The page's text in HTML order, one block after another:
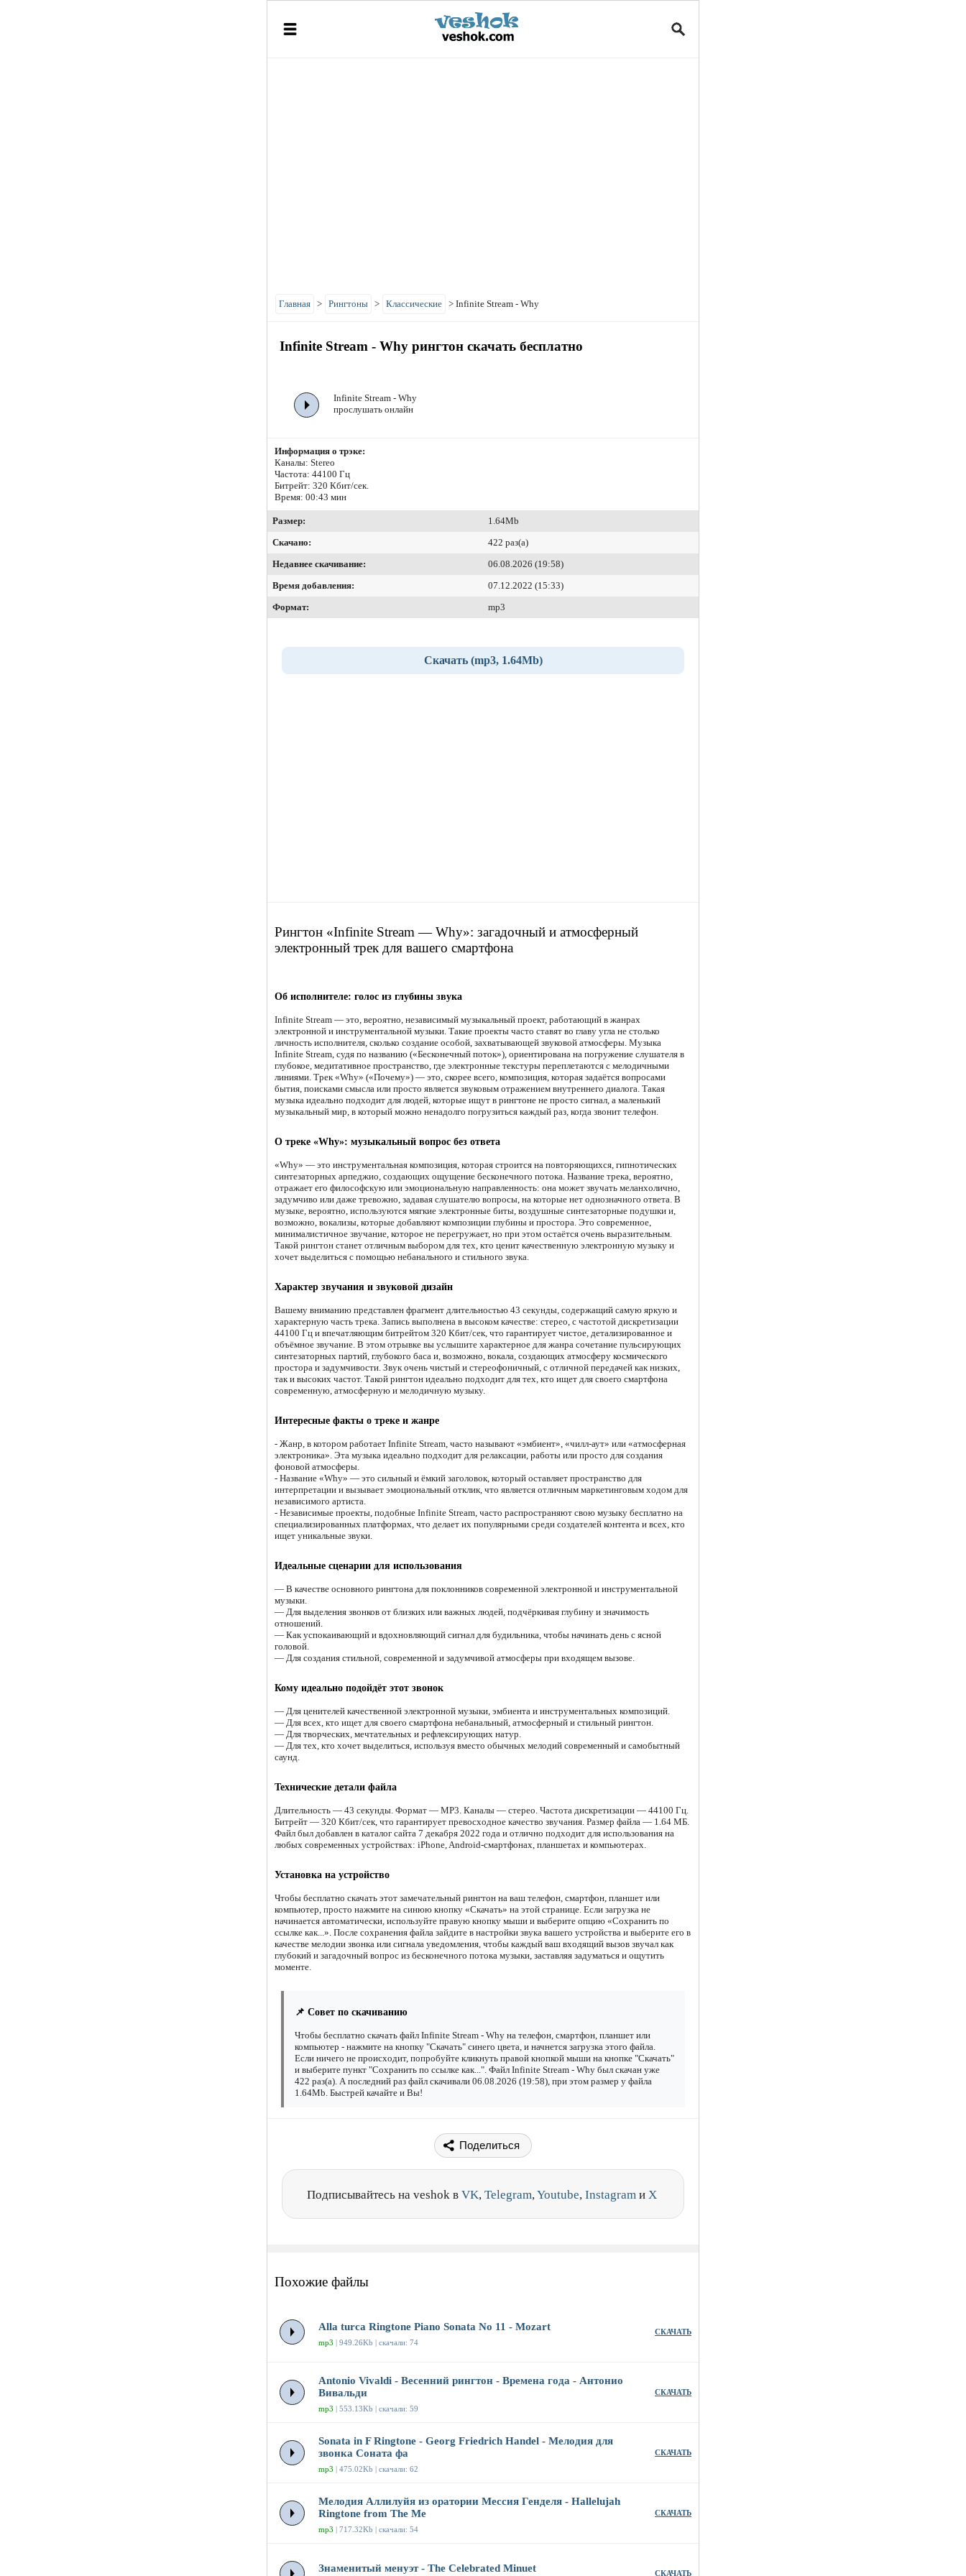
Главная > Рингтоны > Классические > Infinite Stream - Why
Infinite Stream - Why рингтон скачать бесплатно
Infinite Stream - Why
прослушать онлайн
Информация о трэке:
Каналы: Stereo
Частота: 44100 Гц
Битрейт: 320 Кбит/сек.
Время: 00:43 мин
Размер:
1.64Mb
Скачано:
422 раз(а)
Недавнее скачивание:
06.08.2026 (19:58)
Время добавления:
07.12.2022 (15:33)
Формат:
mp3
Скачать (mp3, 1.64Mb)
Рингтон «Infinite Stream — Why»: загадочный и атмосферный
электронный трек для вашего смартфона
Об исполнителе: голос из глубины звука
Infinite Stream — это, вероятно, независимый музыкальный проект, работающий в жанрах
электронной и инструментальной музыки. Такие проекты часто ставят во главу угла не столько
личность исполнителя, сколько создание особой, захватывающей звуковой атмосферы. Музыка
Infinite Stream, судя по названию («Бесконечный поток»), ориентирована на погружение слушателя в
глубокое, медитативное пространство, где электронные текстуры переплетаются с мелодичными
линиями. Трек «Why» («Почему») — это, скорее всего, композиция, которая задаётся вопросами
бытия, поисками смысла или просто является звуковым отражением внутреннего диалога. Такая
музыка идеально подходит для людей, которые ищут в рингтоне не просто сигнал, а маленький
музыкальный мир, в который можно ненадолго погрузиться каждый раз, когда звонит телефон.
О треке «Why»: музыкальный вопрос без ответа
«Why» — это инструментальная композиция, которая строится на повторяющихся, гипнотических
синтезаторных арпеджио, создающих ощущение бесконечного потока. Название трека, вероятно,
отражает его философскую или эмоциональную направленность: она может звучать меланхолично,
задумчиво или даже тревожно, задавая слушателю вопросы, на которые нет однозначного ответа. В
музыке, вероятно, используются мягкие электронные биты, воздушные синтезаторные подушки и,
возможно, вокализы, которые добавляют композиции глубины и простора. Это современное,
минималистичное звучание, которое не перегружает, но при этом остаётся очень выразительным.
Такой рингтон станет отличным выбором для тех, кто ценит качественную электронную музыку и
хочет выделиться с помощью небанального и стильного звука.
Характер звучания и звуковой дизайн
Вашему вниманию представлен фрагмент длительностью 43 секунды, содержащий самую яркую и
характерную часть трека. Запись выполнена в высоком качестве: стерео, с частотой дискретизации
44100 Гц и впечатляющим битрейтом 320 Кбит/сек, что гарантирует чистое, детализированное и
объёмное звучание. В этом отрывке вы услышите характерное для жанра сочетание пульсирующих
синтезаторных партий, глубокого баса и, возможно, вокала, создающих атмосферу космического
простора и задумчивости. Звук очень чистый и стереофоничный, с отличной передачей как низких,
так и высоких частот. Такой рингтон идеально подходит для тех, кто ищет для своего смартфона
современную, атмосферную и мелодичную музыку.
Интересные факты о треке и жанре
- Жанр, в котором работает Infinite Stream, часто называют «эмбиент», «чилл-аут» или «атмосферная
электроника». Эта музыка идеально подходит для релаксации, работы или просто для создания
фоновой атмосферы.
- Название «Why» — это сильный и ёмкий заголовок, который оставляет пространство для
интерпретации и вызывает эмоциональный отклик, что является отличным маркетинговым ходом для
независимого артиста.
- Независимые проекты, подобные Infinite Stream, часто распространяют свою музыку бесплатно на
специализированных платформах, что делает их популярными среди создателей контента и всех, кто
ищет уникальные звуки.
Идеальные сценарии для использования
— В качестве основного рингтона для поклонников современной электронной и инструментальной
музыки.
— Для выделения звонков от близких или важных людей, подчёркивая глубину и значимость
отношений.
— Как успокаивающий и вдохновляющий сигнал для будильника, чтобы начинать день с ясной
головой.
— Для создания стильной, современной и задумчивой атмосферы при входящем вызове.
Кому идеально подойдёт этот звонок
— Для ценителей качественной электронной музыки, эмбиента и инструментальных композиций.
— Для всех, кто ищет для своего смартфона небанальный, атмосферный и стильный рингтон.
— Для творческих, мечтательных и рефлексирующих натур.
— Для тех, кто хочет выделиться, используя вместо обычных мелодий современный и самобытный
саунд.
Технические детали файла
Длительность — 43 секунды. Формат — MP3. Каналы — стерео. Частота дискретизации — 44100 Гц.
Битрейт — 320 Кбит/сек, что гарантирует превосходное качество звучания. Размер файла — 1.64 МБ.
Файл был добавлен в каталог сайта 7 декабря 2022 года и отлично подходит для использования на
любых современных устройствах: iPhone, Android-смартфонах, планшетах и компьютерах.
Установка на устройство
Чтобы бесплатно скачать этот замечательный рингтон на ваш телефон, смартфон, планшет или
компьютер, просто нажмите на синюю кнопку «Скачать» на этой странице. Если загрузка не
начинается автоматически, используйте правую кнопку мыши и выберите опцию «Сохранить по
ссылке как...». После сохранения файла зайдите в настройки звука вашего устройства и выберите его в
качестве мелодии звонка или сигнала уведомления, чтобы каждый ваш входящий вызов звучал как
глубокий и загадочный вопрос из бесконечного потока музыки, заставляя задуматься и ощутить
моменте.
📌 Совет по скачиванию
Чтобы бесплатно скачать файл Infinite Stream - Why на телефон, смартфон, планшет или
компьютер - нажмите на кнопку "Скачать" синего цвета, и начнется загрузка этого файла.
Если ничего не происходит, попробуйте кликнуть правой кнопкой мыши на кнопке "Скачать"
и выберите пункт "Сохранить по ссылке как...". Файл Infinite Stream - Why был скачан уже
422 раз(а). А последний раз файл скачивали 06.08.2026 (19:58), при этом размер у файла
1.64Mb. Быстрей качайте и Вы!
Поделиться
Подписывайтесь на veshok в VK, Telegram,Youtube, Instagram и X
Похожие файлы
Alla turca Ringtone Piano Sonata No 11 - Mozart
mp3 | 949.26Kb | скачали: 74
СКАЧАТЬ
Antonio Vivaldi - Весенний рингтон - Времена года - Антонио
Вивальди
mp3 | 553.13Kb | скачали: 59
СКАЧАТЬ
Sonata in F Ringtone - Georg Friedrich Handel - Мелодия для
звонка Соната фа
mp3 | 475.02Kb | скачали: 62
СКАЧАТЬ
Мелодия Аллилуйя из оратории Мессия Генделя - Hallelujah
Ringtone from The Me
mp3 | 717.32Kb | скачали: 54
СКАЧАТЬ
Знаменитый менуэт - The Celebrated Minuet СКАЧАТЬ